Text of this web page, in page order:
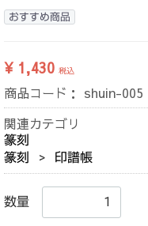
おすすめ商品
¥ 1,430 税込
商品コード： shuin-005
関連カテゴリ
篆刻
篆刻
印譜帳
数量